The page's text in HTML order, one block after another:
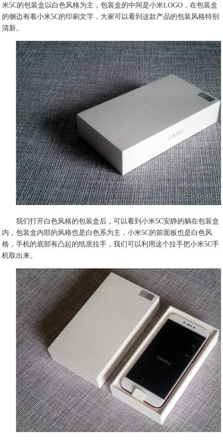
米5C的包装盒以白色风格为主，包装盒的中间是小米LOGO，在包装盒
的侧边有着小米5C的印刷文字，大家可以看到这款产品的包装风格特别
清新。
我们打开白色风格的包装盒后，可以看到小米5C安静的躺在包装盒
内，包装盒内部的风格也是白色系为主，小米5C的前面板也是白色风
格，手机的底部有凸起的纸质拉手，我们可以利用这个拉手把小米5C手
机取出来。